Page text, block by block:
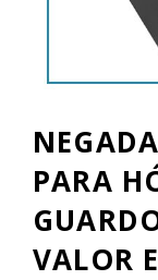
PARA
VALOR